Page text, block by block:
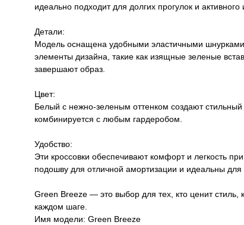
идеально подходит для долгих прогулок и активного
Детали:
Модель оснащена удобными эластичными
элементы дизайна, такие как изящные зеленые
завершают образ.
Цвет:
Белый с нежно-зеленым оттенком создают стильный
комбинируется с любым гардеробом.
Удобство:
Эти кроссовки обеспечивают комфорт и легкость
подошву для отличной амортизации и идеальны для
Green Breeze — это выбор для тех, кто ценит стиль,
каждом шаге.
Имя модели: Green Breeze